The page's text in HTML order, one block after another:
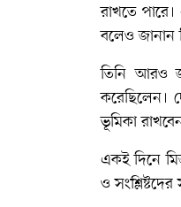
রাখতে
বলেও জানান
তিনি আরও
করেছিলেন।
ভূমিকা
একই দিনে
ও